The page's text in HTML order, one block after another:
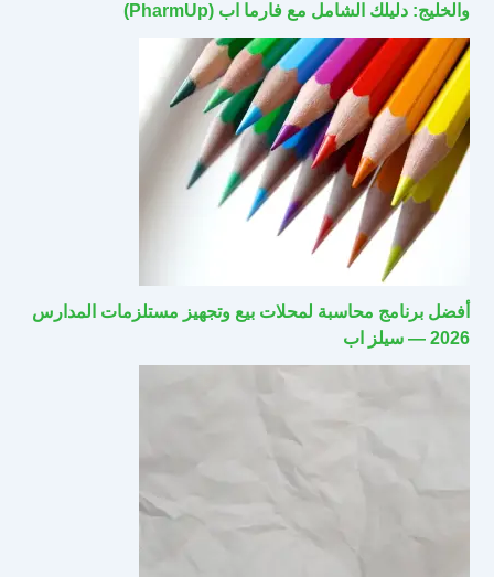
والخليج: دليلك الشامل مع فارما اب (PharmUp)
أفضل برنامج محاسبة لمحلات بيع وتجهيز مستلزمات المدارس
2026 — سيلز اب